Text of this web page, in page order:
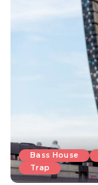
Bass House
Trap